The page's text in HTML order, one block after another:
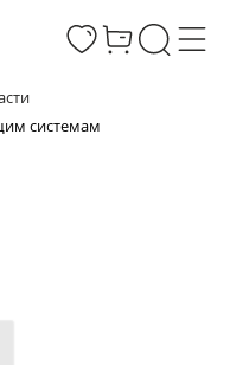
системам